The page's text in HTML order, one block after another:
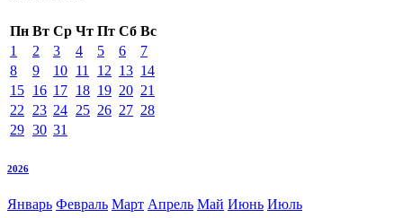
Пн Вт Ср Чт Пт Сб Вс
1
2 3 4 5 6
7
8
9 10 11 12 13 14
15 16 17 18 19 20 21
22
23 24 25 26 27 28
29 30 31
2026
Январь Февраль Март Апрель Май Июнь Июль